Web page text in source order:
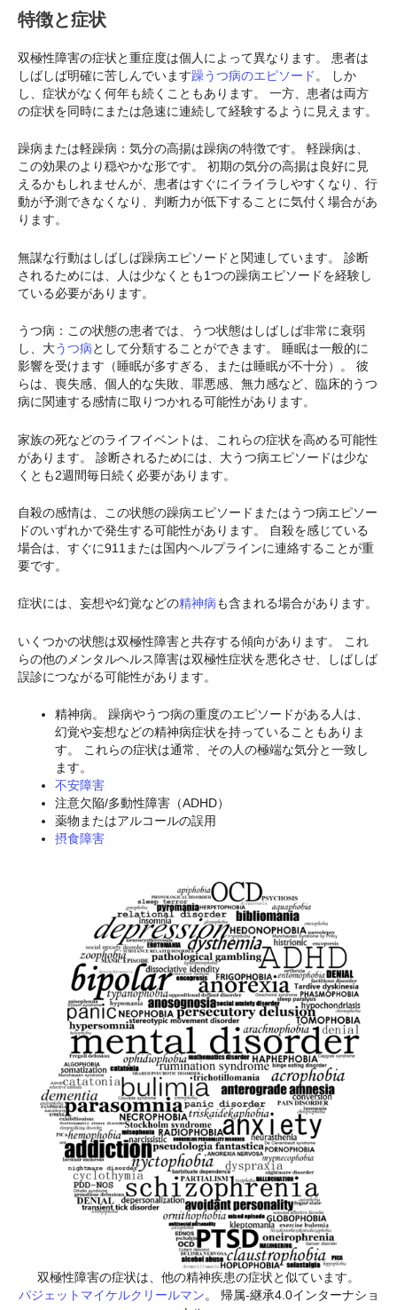
特徴と症状
双極性障害の症状と重症度は個人によって異なります。 患者は
しばしば明確に苦しんでいます躁うつ病のエピソード 。 しか
し、症状がなく何年も続くこともあります。 一方、患者は両方
の症状を同時にまたは急速に連続して経験するように見えます。
躁病または軽躁病：気分の高揚は躁病の特徴です。 軽躁病は、
この効果のより穏やかな形です。 初期の気分の高揚は良好に見
えるかもしれませんが、患者はすぐにイライラしやすくなり、行
動が予測できなくなり、判断力が低下することに気付く場合があ
ります。
無謀な行動はしばしば躁病エピソードと関連しています。 診断
されるためには、人は少なくとも1つの躁病エピソードを経験し
ている必要があります。
うつ病：この状態の患者では、うつ状態はしばしば非常に衰弱
し、大うつ病として分類することができます。 睡眠は一般的に
影響を受けます（睡眠が多すぎる、または睡眠が不十分）。 彼
らは、喪失感、個人的な失敗、罪悪感、無力感など、臨床的うつ
病に関連する感情に取りつかれる可能性があります。
家族の死などのライフイベントは、これらの症状を高める可能性
があります。 診断されるためには、大うつ病エピソードは少な
くとも2週間毎日続く必要があります。
自殺の感情は、この状態の躁病エピソードまたはうつ病エピソー
ドのいずれかで発生する可能性があります。 自殺を感じている
場合は、すぐに911または国内ヘルプラインに連絡することが重
要です。
症状には、妄想や幻覚などの精神病も含まれる場合があります。
いくつかの状態は双極性障害と共存する傾向があります。 これ
らの他のメンタルヘルス障害は双極性症状を悪化させ、しばしば
誤診につながる可能性があります。
精神病。 躁病やうつ病の重度のエピソードがある人は、
幻覚や妄想などの精神病症状を持っていることもありま
す。 これらの症状は通常、その人の極端な気分と一致し
ます。
不安障害
注意欠陥/多動性障害（ADHD）
薬物またはアルコールの誤用
摂食障害
双極性障害の症状は、他の精神疾患の症状と似ています。
パジェットマイケルクリールマン。 帰属-継承4.0インターナショ